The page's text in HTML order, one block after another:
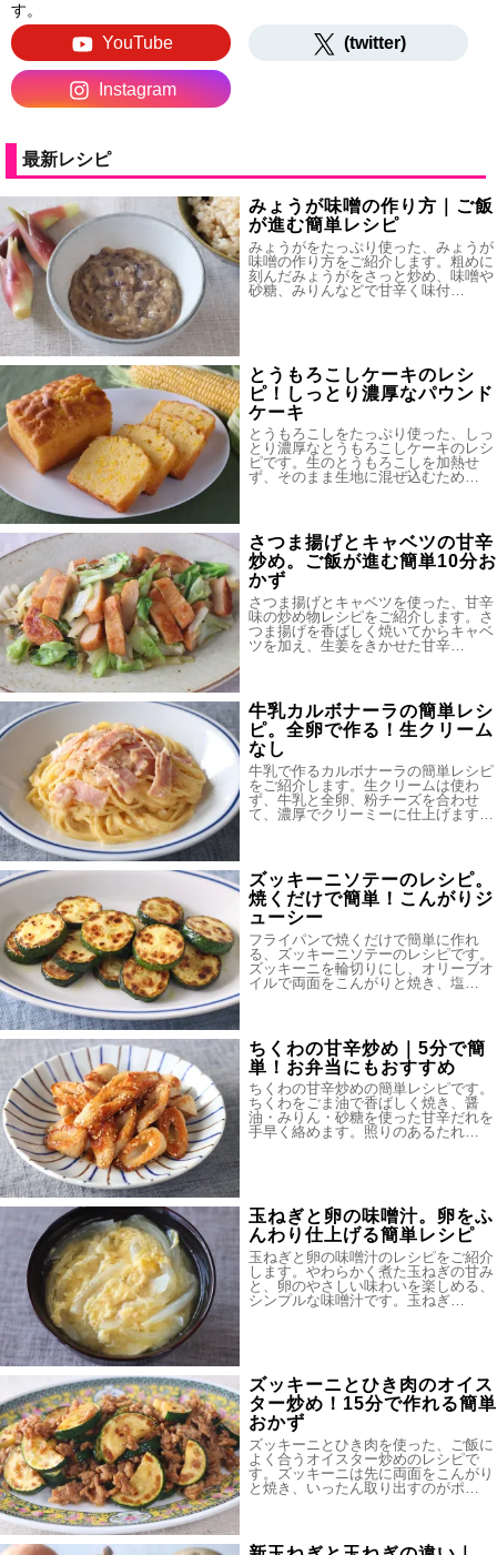
す。
YouTube (twitter)
Instagram
最新レシピ
みょうが味噌の作り方｜ご飯
が進む簡単レシピ
みょうがをたっぷり使った、みょうが
味噌の作り方をご紹介します。粗めに
刻んだみょうがをさっと炒め、味噌や
砂糖、みりんなどで甘辛く味付…
とうもろこしケーキのレシ
ピ！しっとり濃厚なパウンド
ケーキ
とうもろこしをたっぷり使った、しっ
とり濃厚なとうもろこしケーキのレシ
ピです。生のとうもろこしを加熱せ
ず、そのまま生地に混ぜ込むため…
さつま揚げとキャベツの甘辛
炒め。ご飯が進む簡単10分お
かず
さつま揚げとキャベツを使った、甘辛
味の炒め物レシピをご紹介します。さ
つま揚げを香ばしく焼いてからキャベ
ツを加え、生姜をきかせた甘辛…
牛乳カルボナーラの簡単レシ
ピ。全卵で作る！生クリーム
なし
牛乳で作るカルボナーラの簡単レシピ
をご紹介します。生クリームは使わ
ず、牛乳と全卵、粉チーズを合わせ
て、濃厚でクリーミーに仕上げます…
ズッキーニソテーのレシピ。
焼くだけで簡単！こんがりジ
ューシー
フライパンで焼くだけで簡単に作れ
る、ズッキーニソテーのレシピです。
ズッキーニを輪切りにし、オリーブオ
イルで両面をこんがりと焼き、塩…
ちくわの甘辛炒め｜5分で簡
単！お弁当にもおすすめ
ちくわの甘辛炒めの簡単レシピです。
ちくわをごま油で香ばしく焼き、醤
油・みりん・砂糖を使った甘辛だれを
手早く絡めます。照りのあるたれ…
玉ねぎと卵の味噌汁。卵をふ
んわり仕上げる簡単レシピ
玉ねぎと卵の味噌汁のレシピをご紹介
します。やわらかく煮た玉ねぎの甘み
と、卵のやさしい味わいを楽しめる、
シンプルな味噌汁です。玉ねぎ…
ズッキーニとひき肉のオイス
ター炒め！15分で作れる簡単
おかず
ズッキーニとひき肉を使った、ご飯に
よく合うオイスター炒めのレシピで
す。ズッキーニは先に両面をこんがり
と焼き、いったん取り出すのがポ…